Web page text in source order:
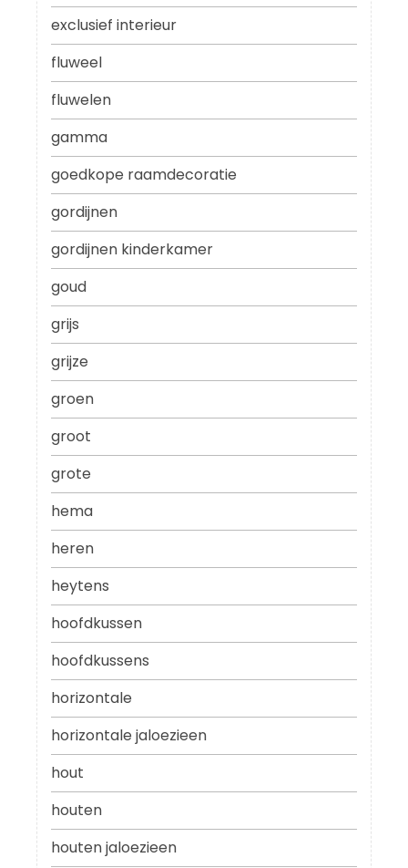
exclusief interieur
fluweel
fluwelen
gamma
goedkope raamdecoratie
gordijnen
gordijnen kinderkamer
goud
grijs
grijze
groen
groot
grote
hema
heren
heytens
hoofdkussen
hoofdkussens
horizontale
horizontale jaloezieen
hout
houten
houten jaloezieen